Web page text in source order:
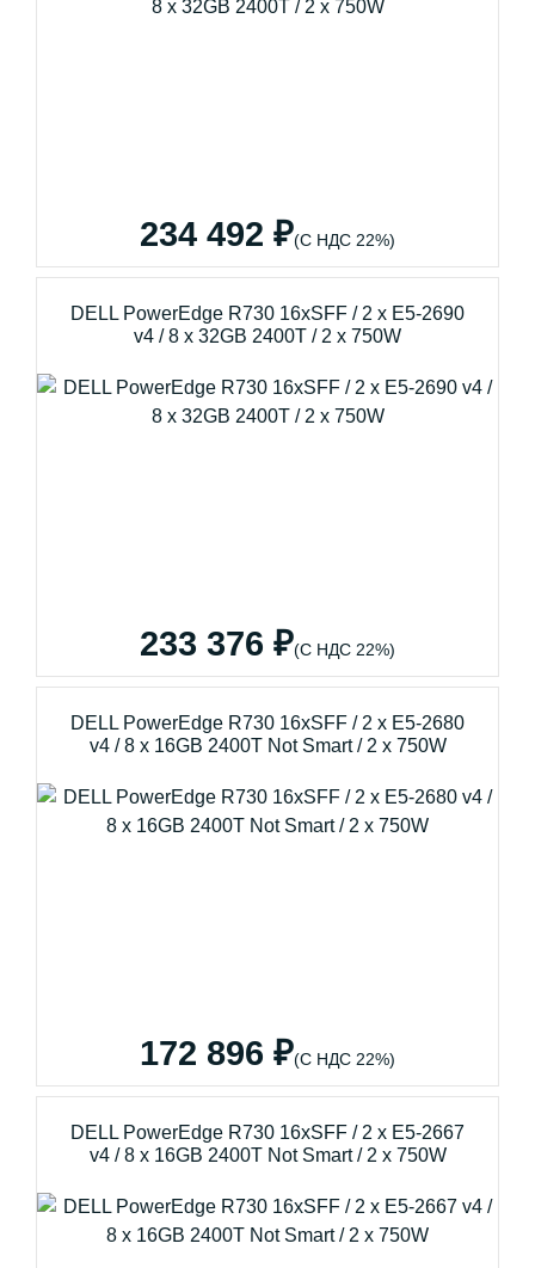
234 492 ₽(С НДС 22%)
DELL PowerEdge R730 16xSFF / 2 x E5-2690
v4 / 8 x 32GB 2400T / 2 x 750W
233 376 ₽(С НДС 22%)
DELL PowerEdge R730 16xSFF / 2 x E5-2680
v4 / 8 x 16GB 2400T Not Smart / 2 x 750W
172 896 ₽(С НДС 22%)
DELL PowerEdge R730 16xSFF / 2 x E5-2667
v4 / 8 x 16GB 2400T Not Smart / 2 x 750W